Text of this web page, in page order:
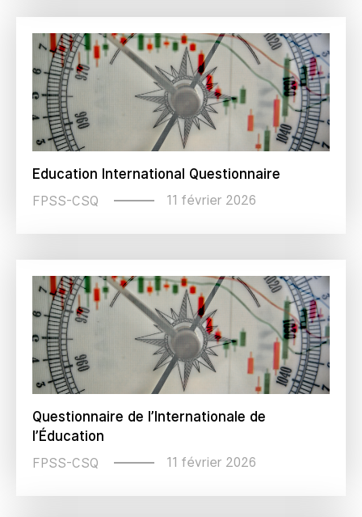
Education International Questionnaire
FPSS-CSQ 11 février 2026
Questionnaire de l’Internationale de
l’Éducation
FPSS-CSQ 11 février 2026